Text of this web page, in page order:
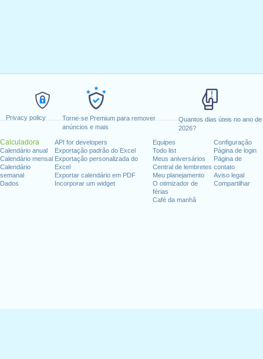
Privacy policy
Torne-se Premium para remover
anúncios e mais
Quantos dias úteis no ano de
2026?
Calculadora
Calendário anual
Calendário mensal
Calendário
semanal
Dados
API for developers
Exportação padrão do Excel
Exportação personalizada do
Excel
Exportar calendário em PDF
Incorporar um widget
Equipes
Todo list
Meus aniversários
Central de lembretes
Meu planejamento
O otimizador de
férias
Café da manhã
Configuração
Página de login
Página de
contato
Aviso legal
Compartilhar